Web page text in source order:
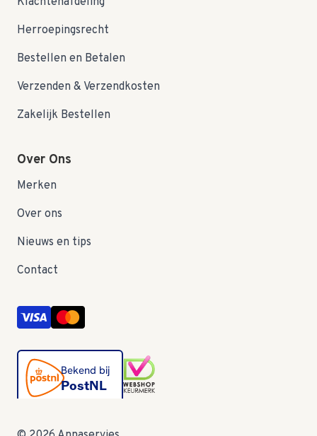
Herroepingsrecht
Bestellen en Betalen
Verzenden & Verzendkosten
Zakelijk Bestellen
Over Ons
Merken
Over ons
Nieuws en tips
Contact